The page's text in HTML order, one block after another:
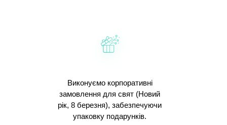
Виконуємо корпоративні
замовлення для свят (Новий
рік, 8 березня), забезпечуючи
упаковку подарунків.